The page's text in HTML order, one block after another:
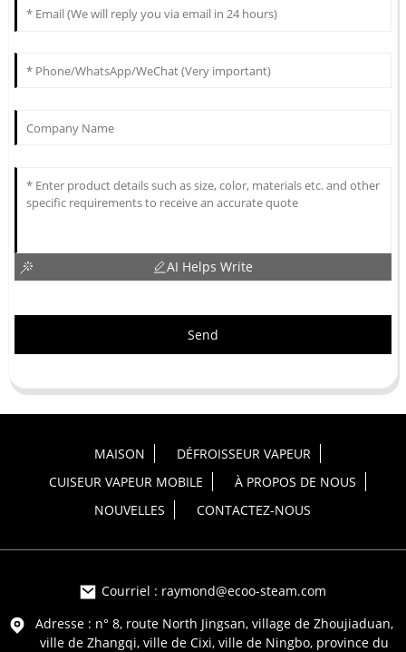
AI Helps Write
Send
MAISON
DÉFROISSEUR VAPEUR
CUISEUR VAPEUR MOBILE
À PROPOS DE NOUS
NOUVELLES
CONTACTEZ-NOUS
Courriel : raymond@ecoo-steam.com
Adresse : n° 8, route North Jingsan, village de Zhoujiaduan,
ville de Zhangqi, ville de Cixi, ville de Ningbo, province du